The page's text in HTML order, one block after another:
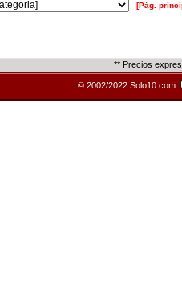
[Pág.
** Precios
© 2002/2022 Solo10.com